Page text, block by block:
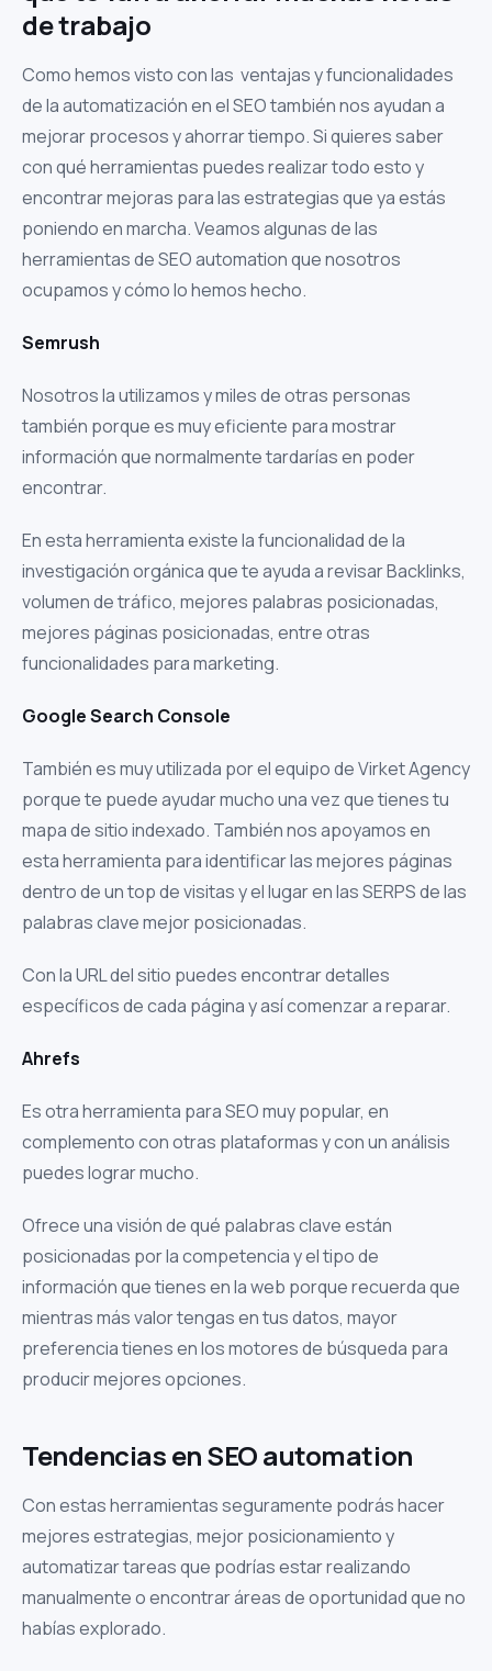
de trabajo
Como hemos visto con las ventajas y funcionalidades
de la automatización en el SEO también nos ayudan a
mejorar procesos y ahorrar tiempo. Si quieres saber
con qué herramientas puedes realizar todo esto y
encontrar mejoras para las estrategias que ya estás
poniendo en marcha. Veamos algunas de las
herramientas de SEO automation que nosotros
ocupamos y cómo lo hemos hecho.
Semrush
Nosotros la utilizamos y miles de otras personas
también porque es muy eficiente para mostrar
información que normalmente tardarías en poder
encontrar.
En esta herramienta existe la funcionalidad de la
investigación orgánica que te ayuda a revisar Backlinks,
volumen de tráfico, mejores palabras posicionadas,
mejores páginas posicionadas, entre otras
funcionalidades para marketing.
Google Search Console
También es muy utilizada por el equipo de Virket Agency
porque te puede ayudar mucho una vez que tienes tu
mapa de sitio indexado. También nos apoyamos en
esta herramienta para identificar las mejores páginas
dentro de un top de visitas y el lugar en las SERPS de las
palabras clave mejor posicionadas.
Con la URL del sitio puedes encontrar detalles
específicos de cada página y así comenzar a reparar.
Ahrefs
Es otra herramienta para SEO muy popular, en
complemento con otras plataformas y con un análisis
puedes lograr mucho.
Ofrece una visión de qué palabras clave están
posicionadas por la competencia y el tipo de
información que tienes en la web porque recuerda que
mientras más valor tengas en tus datos, mayor
preferencia tienes en los motores de búsqueda para
producir mejores opciones.
Tendencias en SEO automation
Con estas herramientas seguramente podrás hacer
mejores estrategias, mejor posicionamiento y
automatizar tareas que podrías estar realizando
manualmente o encontrar áreas de oportunidad que no
habías explorado.